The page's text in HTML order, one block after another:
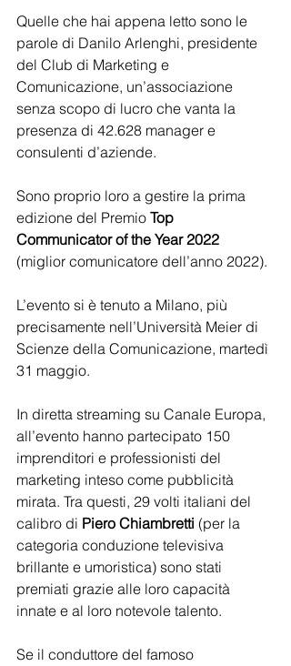
Quelle che hai appena letto sono le
parole di Danilo Arlenghi, presidente
del Club di Marketing e
Comunicazione, un’associazione
senza scopo di lucro che vanta la
presenza di 42.628 manager e
consulenti d’aziende.
Sono proprio loro a gestire la prima
edizione del Premio Top
Communicator of the Year 2022
(miglior comunicatore dell’anno 2022).
L’evento si è tenuto a Milano, più
precisamente nell’Università Meier di
Scienze della Comunicazione, martedì
31 maggio.
In diretta streaming su Canale Europa,
all’evento hanno partecipato 150
imprenditori e professionisti del
marketing inteso come pubblicità
mirata. Tra questi, 29 volti italiani del
calibro di Piero Chiambretti (per la
categoria conduzione televisiva
brillante e umoristica) sono stati
premiati grazie alle loro capacità
innate e al loro notevole talento.
Se il conduttore del famoso